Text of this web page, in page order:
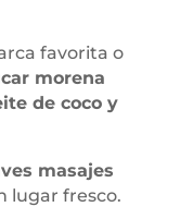
favorita o
morena
de coco y
masajes
lugar fresco.